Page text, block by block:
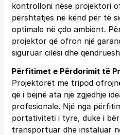
kontrolloni nëse projektori
përshtatjes në kënd për të
optimale në çdo ambient.
projektor që ofron një
siguruar cilësi dhe
Përfitimet e Përdorimit të
Projektorët me tripod
që i bëjnë ata një zgjedhje
profesionale. Një nga
portativiteti i tyre, duke i
transportuar dhe instaluar